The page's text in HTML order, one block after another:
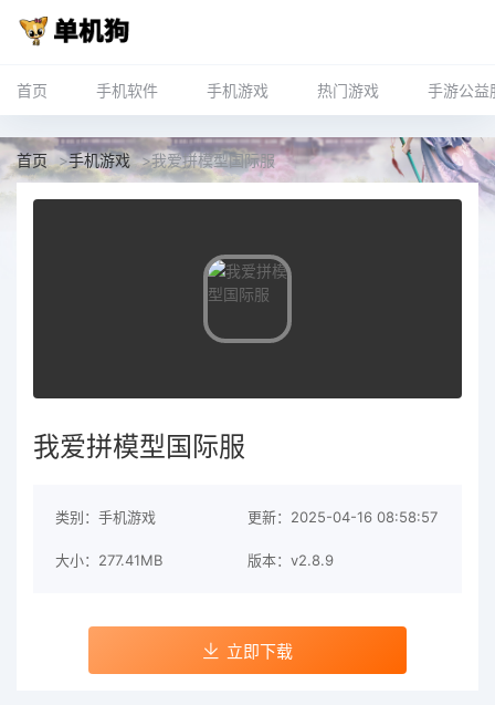
首页 手机软件 手机游戏 热门游戏 手游公益
首页 >手机游戏 >我爱拼模型国际服
我爱拼模型国际服
类别：手机游戏 更新：2025-04-16 08:58:57
大小：277.41MB 版本：v2.8.9
立即下载